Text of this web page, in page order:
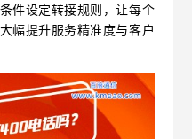
件设定转接规则，让每个
幅提升服务精准度与客户